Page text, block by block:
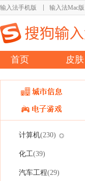
输入法手机版 输入法Mac版
首页 皮肤
计算机(230)
化工(39)
汽车工程(29)